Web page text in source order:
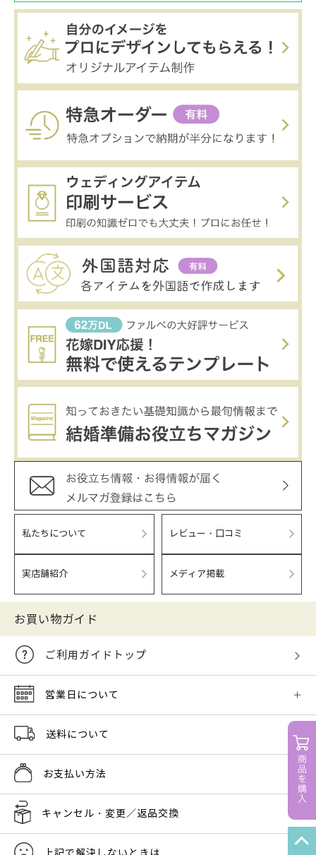
私たちについて レビュー・口コミ
実店舗紹介 メディア掲載
お買い物ガイド
ご利用ガイドトップ
営業日について
送料について
お支払い方法
キャンセル・変更／返品交換